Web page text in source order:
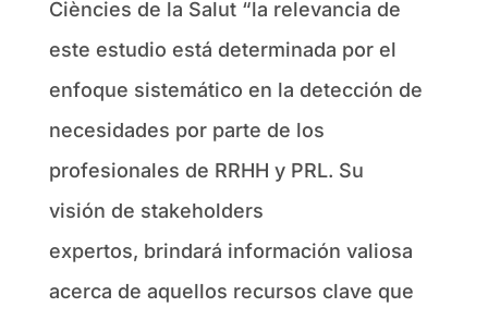
Ciències de la Salut “la relevancia de
este estudio está determinada por el
enfoque sistemático en la detección de
necesidades por parte de los
profesionales de RRHH y PRL. Su
visión de stakeholders
expertos, brindará información valiosa
acerca de aquellos recursos clave que